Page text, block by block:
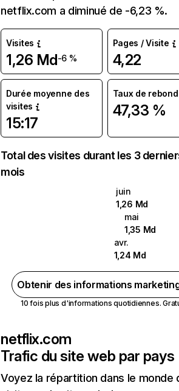
netflix.com a diminué de -6,23 %.
Visites
1,26 Md-6 %
Pages / Visite
4,22
Durée moyenne des
visites
15:17
Taux de rebond
47,33 %
Total des visites durant les 3
mois
juin
1,26 Md
mai
1,35 Md
avr.
1,24 Md
Obtenir des informations
10 fois plus d'informations quotidiennes.
netflix.com
Trafic du site web par pays
Voyez la répartition dans le monde